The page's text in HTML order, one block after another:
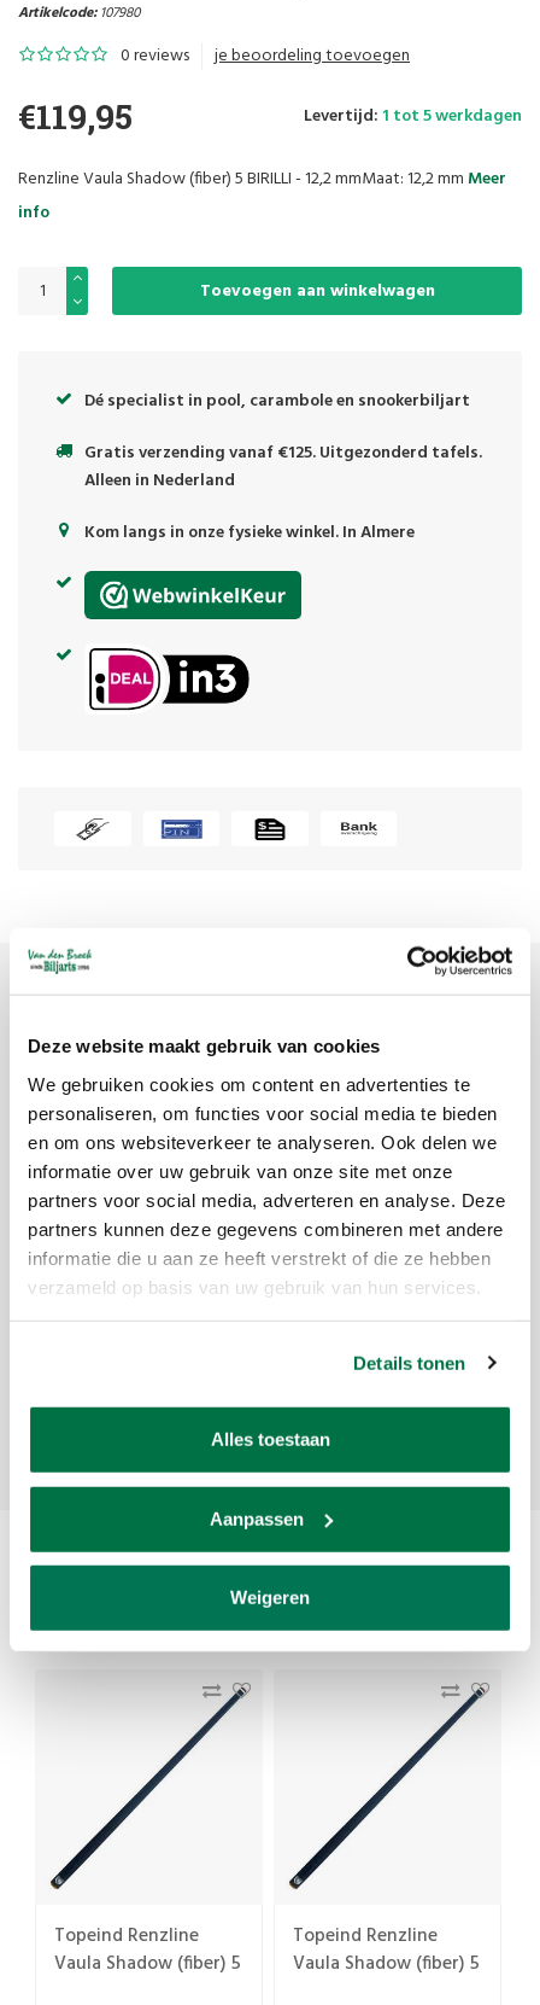
Deze website maakt gebruik van cookies
We gebruiken cookies om content en advertenties te
personaliseren, om functies voor social media te bieden
en om ons websiteverkeer te analyseren. Ook delen we
informatie over uw gebruik van onze site met onze
partners voor social media, adverteren en analyse. Deze
partners kunnen deze gegevens combineren met andere
informatie die u aan ze heeft verstrekt of die ze hebben
verzameld op basis van uw gebruik van hun services.
Details tonen
Alles toestaan
Aanpassen
Weigeren
Artikelcode:107980
0 reviews je beoordeling toevoegen
€119,95 Levertijd: 1 tot 5 werkdagen
Renzline Vaula Shadow (fiber) 5 BIRILLI - 12,2 mmMaat: 12,2 mm Meer
info
Toevoegen aan winkelwagen
Dé specialist in pool, carambole en snookerbiljart
Gratis verzending vanaf €125. Uitgezonderd tafels.
Alleen in Nederland
Kom langs in onze fysieke winkel. In Almere
Merk:Renzline
Artikelcode:107980
Beschikbaarheid:
Op voorraad
Levertijd: 1 tot 5 werkdagen
Renzline Vaula Shadow (fiber) 5 BIRILLI - 12,2 mm
Maat: 12,2 mm
Je beoordeling toevoegen
Gerelateerde producten
Recent bekeken
Topeind Renzline
Vaula Shadow (fiber) 5
Topeind Renzline
Vaula Shadow (fiber) 5